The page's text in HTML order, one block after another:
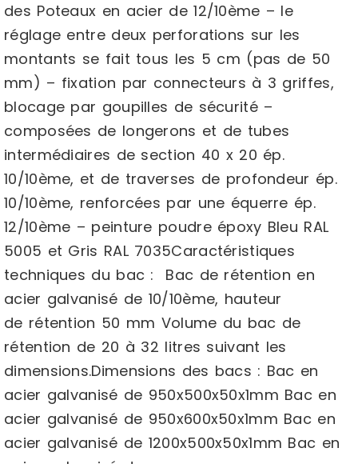
des Poteaux en acier de 12/10ème – le
réglage entre deux perforations sur les
montants se fait tous les 5 cm (pas de 50
mm) – fixation par connecteurs à 3 griffes,
blocage par goupilles de sécurité –
composées de longerons et de tubes
intermédiaires de section 40 x 20 ép.
10/10ème, et de traverses de profondeur ép.
10/10ème, renforcées par une équerre ép.
12/10ème – peinture poudre époxy Bleu RAL
5005 et Gris RAL 7035Caractéristiques
techniques du bac : Bac de rétention en
acier galvanisé de 10/10ème, hauteur
de rétention 50 mm Volume du bac de
rétention de 20 à 32 litres suivant les
dimensions.Dimensions des bacs : Bac en
acier galvanisé de 950x500x50x1mm Bac en
acier galvanisé de 950x600x50x1mm Bac en
acier galvanisé de 1200x500x50x1mm Bac en